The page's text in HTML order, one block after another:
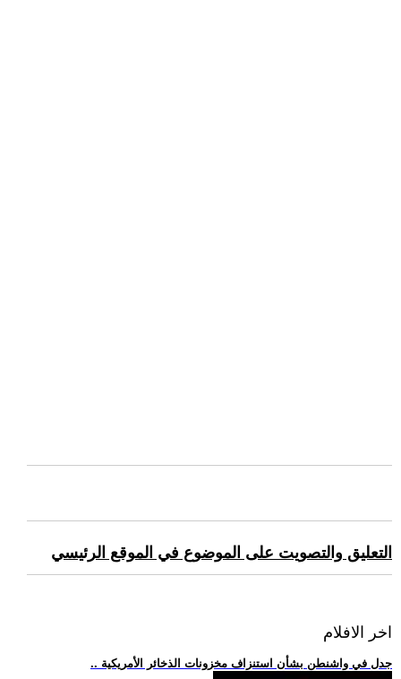
التعليق والتصويت على الموضوع في الموقع الرئيسي
اخر الافلام
.. جدل في واشنطن بشأن استنزاف مخزونات الذخائر الأمريكية